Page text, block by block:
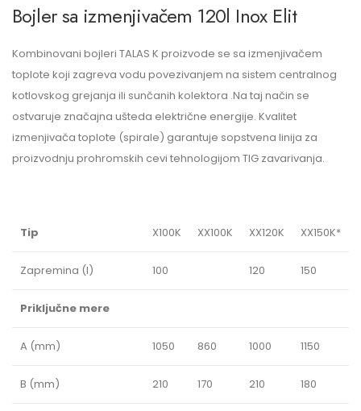
Bojler sa izmenjivačem 120l Inox Elit
Kombinovani bojleri TALAS K proizvode se sa izmenjivačem
toplote koji zagreva vodu povezivanjem na sistem centralnog
kotlovskog grejanja ili sunčanih kolektora .Na taj način se
ostvaruje značajna ušteda električne energije. Kvalitet
izmenjivača toplote (spirale) garantuje sopstvena linija za
proizvodnju prohromskih cevi tehnologijom TIG zavarivanja.
Tip X100K XX100K XX120K XX150K*
Zapremina (l) 100 120 150
Priključne mere
A (mm) 1050 860 1000 1150
B (mm) 210 170 210 180